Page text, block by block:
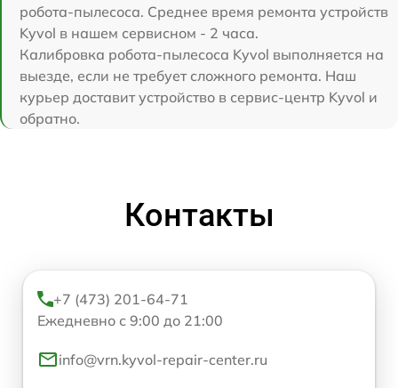
робота-пылесоса. Среднее время ремонта устройств
Kyvol в нашем сервисном - 2 часа.
Калибровка робота-пылесоса Kyvol выполняется на
выезде, если не требует сложного ремонта. Наш
курьер доставит устройство в сервис-центр Kyvol и
обратно.
Контакты
+7 (473) 201-64-71
Ежедневно с 9:00 до 21:00
info@vrn.kyvol-repair-center.ru